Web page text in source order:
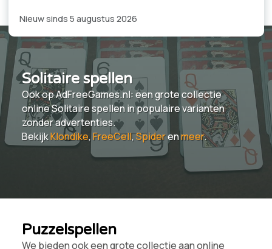
Nieuw sinds 5 augustus 2026
Solitaire spellen
Ook op AdFreeGames.nl: een grote collectie
online Solitaire spellen in populaire varianten
zonder advertenties.
BekijkKlondike,FreeCell,Spiderenmeer.
Puzzelspellen
We bieden ook een grote collectie aan online